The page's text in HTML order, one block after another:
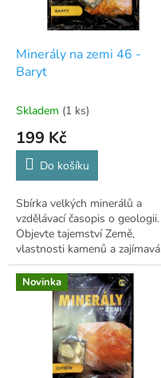
Minerály na zemi 46 -
Baryt
Skladem (1 ks)
199 Kč
Do košíku
Sbírka velkých minerálů a
vzdělávací časopis o geologii.
Objevte tajemství Země,
vlastnosti kamenů a zajímavá
místa. Pro věk 12+.
Novinka